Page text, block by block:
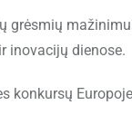
inovacijų dienose.
konkursų